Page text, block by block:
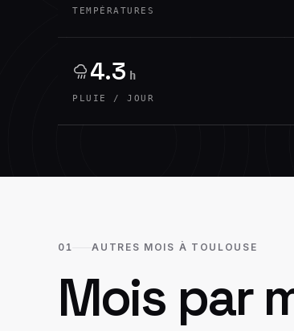
TEMPÉRATURES
4.3 h
PLUIE / JOUR
01 AUTRES MOIS À TOULOUSE
Mois par